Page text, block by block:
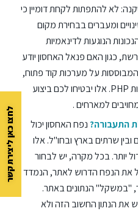
לא להתפתות לקחת דומיין כי
ומעברים בבחירת מקום
הנוגעות לדינאמיות
כגון האם פנאל האחסון יודע
המבוססות על מערכות קוד פתוח,
לרבות אפשרות לשינוי גרסאות PHP. אלו יבטיחו לכם ביצוע
למארחים .
התעבורה?נפח האחסון יכול
שרתים בארץ ובחו"ל. אלו
יותר. בכל מקרה, יש לבחור
את הנפח הדרוש לאתר, הנמדד
"במשקל" הנתונים באתר.
את הנתון החשוב הזה ולא
לחצו כאן ליצירת קשר